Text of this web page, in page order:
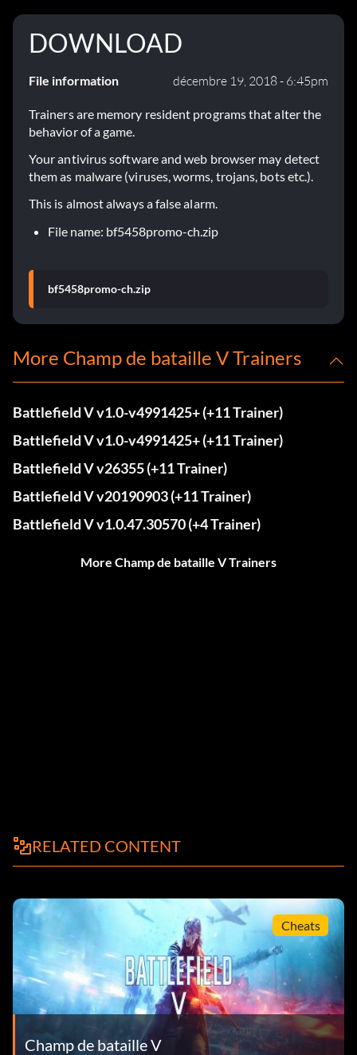
DOWNLOAD
File information décembre 19, 2018 - 6:45pm
Trainers are memory resident programs that alter the
behavior of a game.
Your antivirus software and web browser may detect
them as malware (viruses, worms, trojans, bots etc.).
This is almost always a false alarm.
File name: bf5458promo-ch.zip
bf5458promo-ch.zip
More Champ de bataille V Trainers
Battlefield V v1.0-v4991425+ (+11 Trainer)
Battlefield V v1.0-v4991425+ (+11 Trainer)
Battlefield V v26355 (+11 Trainer)
Battlefield V v20190903 (+11 Trainer)
Battlefield V v1.0.47.30570 (+4 Trainer)
More Champ de bataille V Trainers
RELATED CONTENT
Cheats
Champ de bataille V